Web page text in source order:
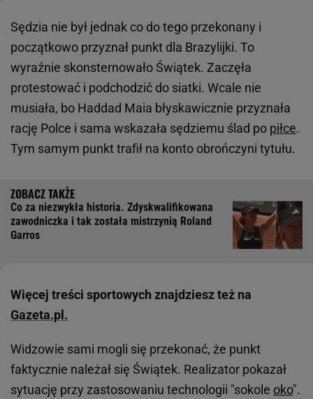
Sędzia nie był jednak co do tego przekonany i
początkowo przyznał punkt dla Brazylijki. To
wyraźnie skonsternowało Świątek. Zaczęła
protestować i podchodzić do siatki. Wcale nie
musiała, bo Haddad Maia błyskawicznie przyznała
rację Polce i sama wskazała sędziemu ślad po piłce.
Tym samym punkt trafił na konto obrończyni tytułu.
Co za niezwykła historia. Zdyskwalifikowana
zawodniczka i tak została mistrzynią Roland
Garros
Więcej treści sportowych znajdziesz też na
Gazeta.pl.
Widzowie sami mogli się przekonać, że punkt
faktycznie należał się Świątek. Realizator pokazał
sytuację przy zastosowaniu technologii "sokole oko".